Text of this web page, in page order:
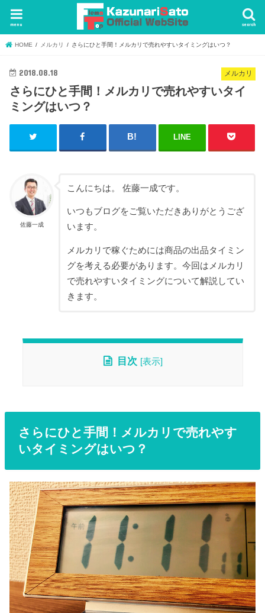
search
menu
HOME メルカリ さらにひと手間！メルカリで売れやすいタイミングはいつ？
メルカリ
2018.08.18
さらにひと手間！メルカリで売れやすいタイ
ミングはいつ？
LINE
佐藤一成
こんにちは。 佐藤一成です。
いつもブログをご覧いただきありがとうござ
います。
メルカリで稼ぐためには商品の出品タイミン
グを考える必要があります。今回はメルカリ
で売れやすいタイミングについて解説してい
きます。
目次 [表示]
さらにひと手間！メルカリで売れやす
いタイミングはいつ？